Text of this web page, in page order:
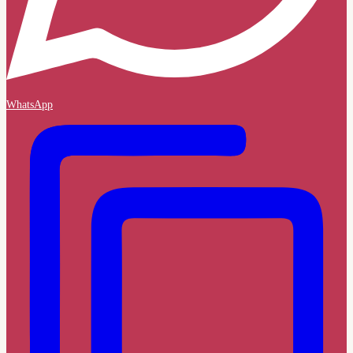
WhatsApp